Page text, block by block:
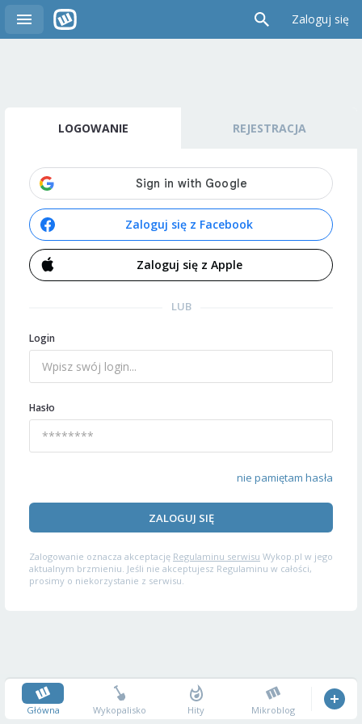
Zaloguj się
LOGOWANIE REJESTRACJA
Zaloguj się z Facebook
Zaloguj się z Apple
LUB
Login
Hasło
nie pamiętam hasła
ZALOGUJ SIĘ
Zalogowanie oznacza akceptację Regulaminu serwisu Wykop.pl w jego
aktualnym brzmieniu. Jeśli nie akceptujesz Regulaminu w całości,
prosimy o niekorzystanie z serwisu.
Główna Wykopalisko Hity Mikroblog